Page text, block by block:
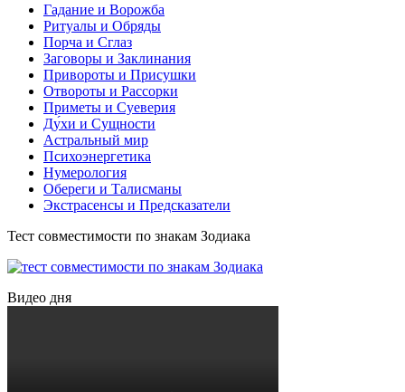
Гадание и Ворожба
Ритуалы и Обряды
Порча и Сглаз
Заговоры и Заклинания
Привороты и Присушки
Отвороты и Рассорки
Приметы и Суеверия
Ду́хи и Сущности
Астральный мир
Психоэнергетика
Нумерология
Обереги и Талисманы
Экстрасенсы и Предсказатели
Тест совместимости по знакам Зодиака
Видео дня